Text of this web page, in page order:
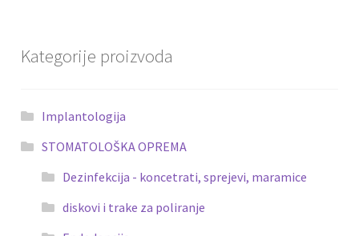
Kategorije proizvoda
Implantologija
STOMATOLOŠKA OPREMA
Dezinfekcija - koncetrati, sprejevi, maramice
diskovi i trake za poliranje